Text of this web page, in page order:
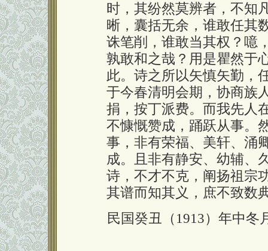
时，其纷然莫辨者，不知
晰，囊括无余，谁敢任其
诛笔削，谁敢当其权？噫
孰敢和之哉？用是瞿然于
此。诗之所以矢慎矢勤，
于今春清明会期，协商族
捐，按丁派费。而我先人
不慷慨赞成，踊跃从事。
事，非有荣福、美轩、涌
成。且非有静安、幼辅、
诗，不才不克，阐扬祖宗
其谱而知其义，庶不致数
民国癸丑（1913）年中